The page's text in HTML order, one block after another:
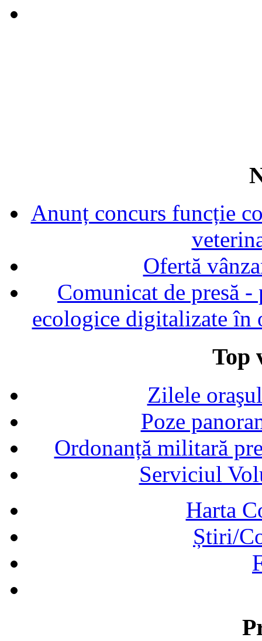
Anunț concurs funcție
Ofertă
Comunicat de presă
ecologice digitalizate în
Top
Zilele
Poze
Ordonanță militară
Serviciul
Harta
Știri/